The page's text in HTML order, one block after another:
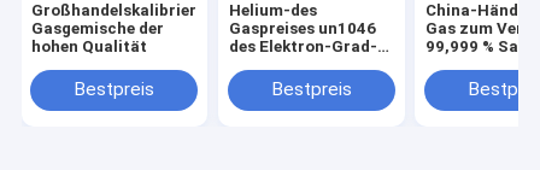
Großhandelskalibrierungs-
Gasgemische der
hohen Qualität
Bestpreis
Helium-des
Gaspreises un1046
des Elektron-Grad-
Bestpreis
China-
Gas zum
99,999 %